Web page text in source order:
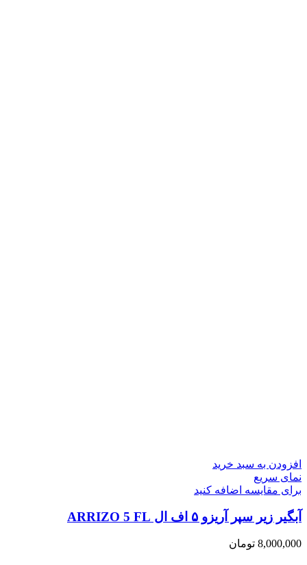
افزودن به سبد خرید
نمای سریع
برای مقایسه اضافه کنید
آبگیر زیر سپر آریزو ۵ اف ال ARRIZO 5 FL
8,000,000 تومان